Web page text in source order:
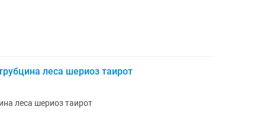
леса шериоз таирот
леса шериоз таирот